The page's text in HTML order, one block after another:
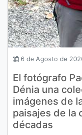
6 de Agosto de
El fotógrafo
Dénia una
imágenes de
paisajes de la
décadas